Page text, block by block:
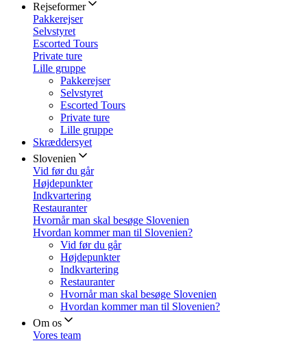
Rejseformer
Pakkerejser
Selvstyret
Escorted Tours
Private ture
Lille gruppe
Pakkerejser
Selvstyret
Escorted Tours
Private ture
Lille gruppe
Skræddersyet
Slovenien
Vid før du går
Højdepunkter
Indkvartering
Restauranter
Hvornår man skal besøge Slovenien
Hvordan kommer man til Slovenien?
Vid før du går
Højdepunkter
Indkvartering
Restauranter
Hvornår man skal besøge Slovenien
Hvordan kommer man til Slovenien?
Om os
Vores team